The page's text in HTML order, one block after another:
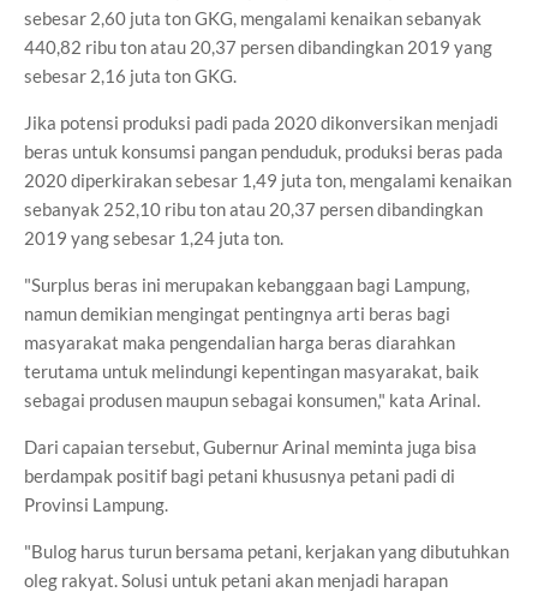
sebesar 2,60 juta ton GKG, mengalami kenaikan sebanyak
440,82 ribu ton atau 20,37 persen dibandingkan 2019 yang
sebesar 2,16 juta ton GKG.
Jika potensi produksi padi pada 2020 dikonversikan menjadi
beras untuk konsumsi pangan penduduk, produksi beras pada
2020 diperkirakan sebesar 1,49 juta ton, mengalami kenaikan
sebanyak 252,10 ribu ton atau 20,37 persen dibandingkan
2019 yang sebesar 1,24 juta ton.
"Surplus beras ini merupakan kebanggaan bagi Lampung,
namun demikian mengingat pentingnya arti beras bagi
masyarakat maka pengendalian harga beras diarahkan
terutama untuk melindungi kepentingan masyarakat, baik
sebagai produsen maupun sebagai konsumen," kata Arinal.
Dari capaian tersebut, Gubernur Arinal meminta juga bisa
berdampak positif bagi petani khususnya petani padi di
Provinsi Lampung.
"Bulog harus turun bersama petani, kerjakan yang dibutuhkan
oleg rakyat. Solusi untuk petani akan menjadi harapan